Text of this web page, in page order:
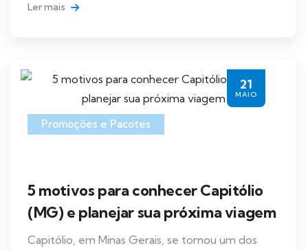
Ler mais
21
MAIO
Promoções e Pacotes
5 motivos para conhecer Capitólio
(MG) e planejar sua próxima viagem
Capitólio, em Minas Gerais, se tornou um dos